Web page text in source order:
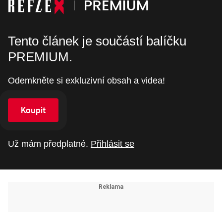
Tento článek je součástí balíčku
PREMIUM.
Odemkněte si exkluzivní obsah a videa!
Koupit
Už mám předplatné. Přihlásit se